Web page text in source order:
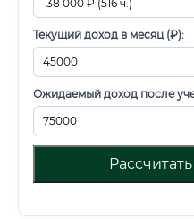
Текущий доход в месяц (₽):
Ожидаемый доход после